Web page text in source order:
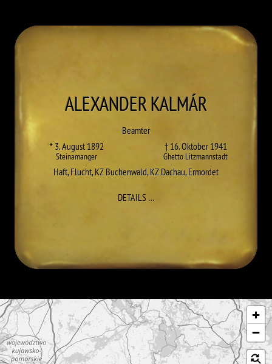
ALEXANDERKALMÁR
Beamter
* 3. August 1892
Steinamanger
† 16. Oktober 1941
Ghetto Litzmannstadt
Haft,Flucht,KZ Buchenwald,KZ Dachau,Ermordet
DETAILS…ZU ALEXANDER KALMÁR
Karte überspringen